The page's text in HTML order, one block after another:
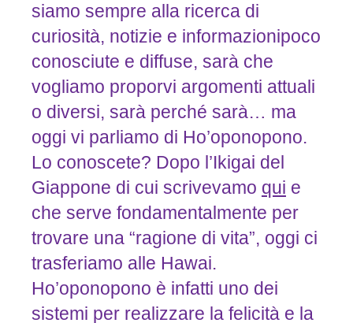
siamo sempre alla ricerca di
curiosità, notizie e informazionipoco
conosciute e diffuse, sarà che
vogliamo proporvi argomenti attuali
o diversi, sarà perché sarà… ma
oggi vi parliamo di Ho’oponopono.
Lo conoscete? Dopo l’Ikigai del
Giappone di cui scrivevamo qui e
che serve fondamentalmente per
trovare una “ragione di vita”, oggi ci
trasferiamo alle Hawai.
Ho’oponopono è infatti uno dei
sistemi per realizzare la felicità e la